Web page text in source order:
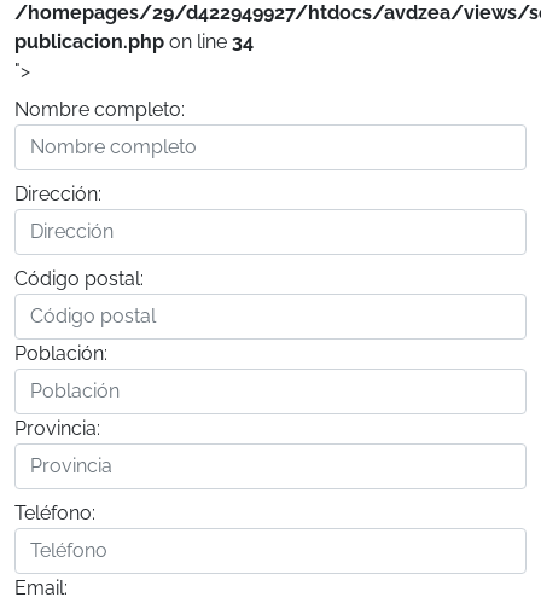
/homepages/29/d422949927/htdocs/avdzea/views/
publicacion.php on line 34
">
Nombre completo:
Dirección:
Código postal:
Población:
Provincia:
Teléfono:
Email: